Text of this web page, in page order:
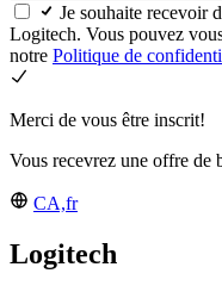
Je souhaite recevoir
Logitech. Vous pouvez
notre Politique de
Merci de vous être inscrit!
Vous recevrez une offre de
CA,fr
Logitech